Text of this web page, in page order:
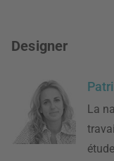
Designer
La